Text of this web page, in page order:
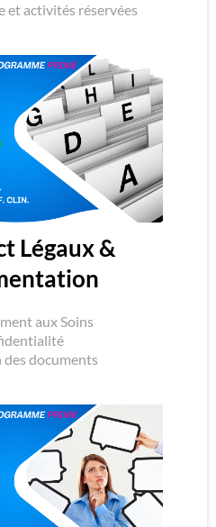
et activités réservées
Légaux &
aux Soins
documents